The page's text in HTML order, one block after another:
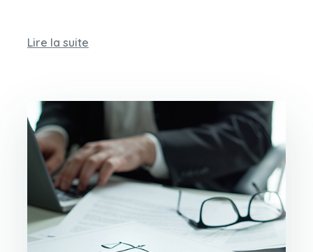
Lire la suite